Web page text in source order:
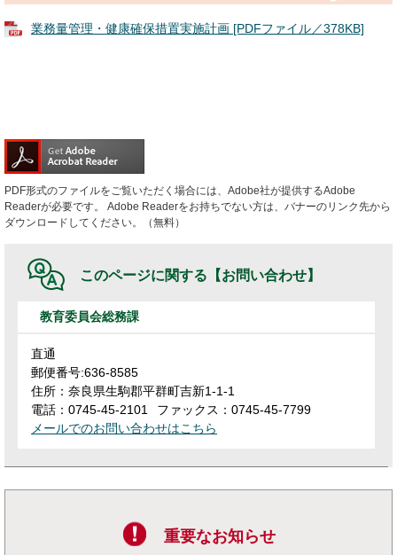
業務量管理・健康確保措置実施計画 [PDFファイル／378KB]
PDF形式のファイルをご覧いただく場合には、Adobe社が提供するAdobe
Readerが必要です。
Adobe Readerをお持ちでない方は、バナーのリンク先から
ダウンロードしてください。（無料）
このページに関する 【お問い合わせ】
教育委員会総務課
直通
郵便番号:636-8585
住所：奈良県生駒郡平群町吉新1-1-1
電話：0745-45-2101
ファックス：0745-45-7799
メールでのお問い合わせはこちら
重要なお知らせ